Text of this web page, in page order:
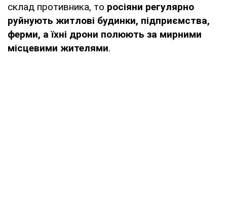
склад противника, то росіяни регулярно
руйнують житлові будинки, підприємства,
ферми, а їхні дрони полюють за мирними
місцевими жителями.